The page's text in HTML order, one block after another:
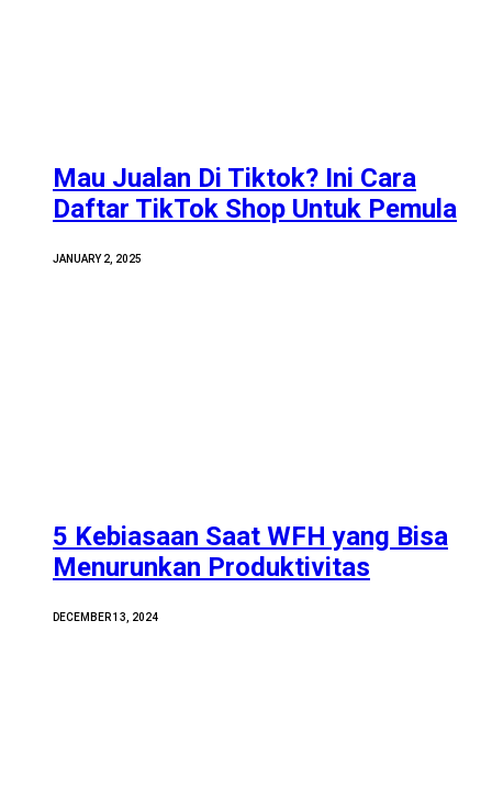
Mau Jualan Di Tiktok? Ini Cara
Daftar TikTok Shop Untuk Pemula
JANUARY 2, 2025
5 Kebiasaan Saat WFH yang Bisa
Menurunkan Produktivitas
DECEMBER 13, 2024